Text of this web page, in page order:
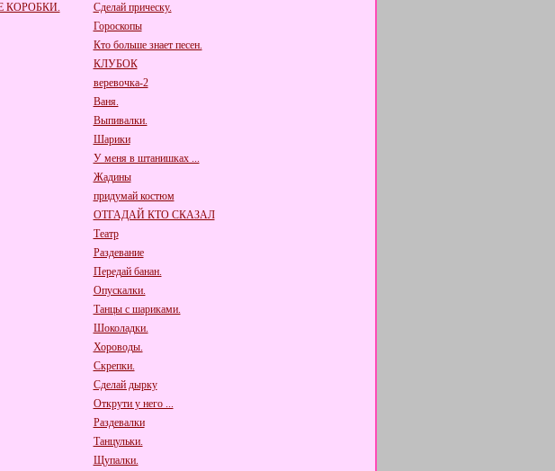
КОРОБКИ.
Сделай прическу.
Гороскопы
Кто больше знает песен.
КЛУБОК
веревочка-2
Ваня.
Выпивалки.
Шарики
У меня в штанишках ...
Жадины
придумай костюм
ОТГАДАЙ КТО СКАЗАЛ
Театр
Раздевание
Передай банан.
Опускалки.
Танцы с шариками.
Шоколадки.
Хороводы.
Скрепки.
Сделай дырку
Открути у него ...
Раздевалки
Танцульки.
Щупалки.